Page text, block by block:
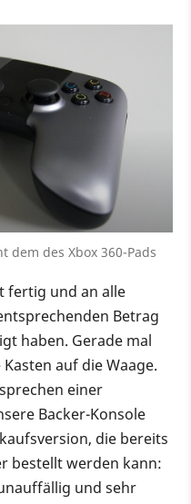
dem des Xbox 360-Pads
fertig und an alle
Betrag
haben. Gerade mal
auf die Waage.
einer
Backer-Konsole
die bereits
bestellt werden kann:
und sehr